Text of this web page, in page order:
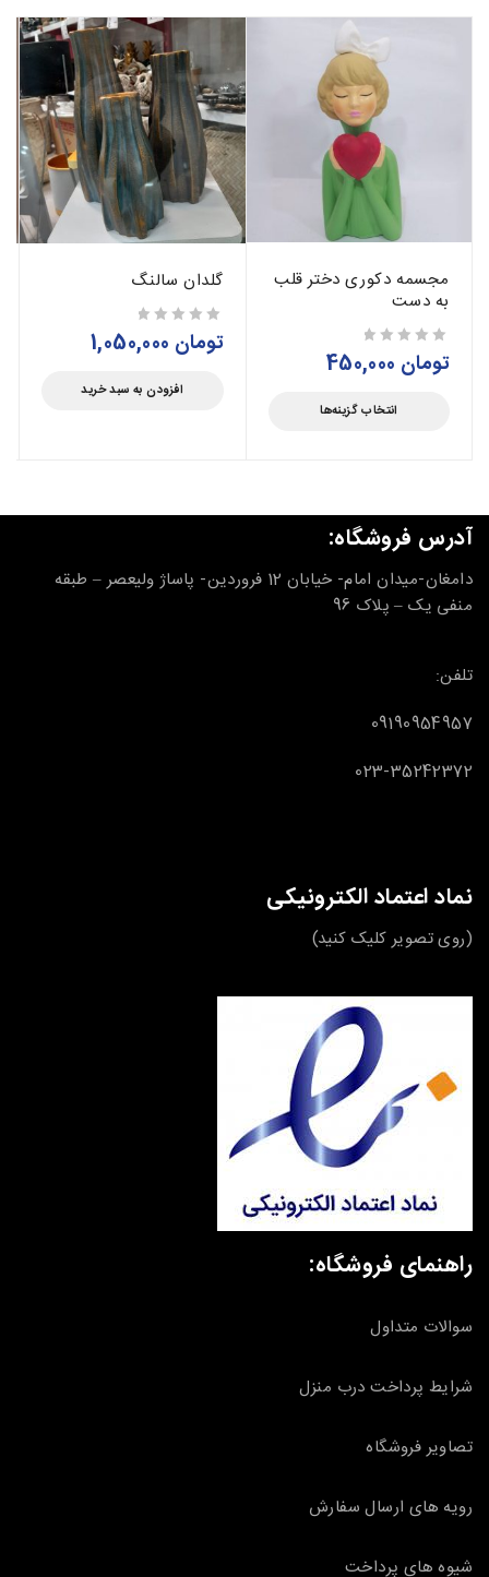
مجسمه دکوری دختر قلب
به دست
تومان
انتخاب گزینه‌ها
گلدان سالنگ
تومان
افزودن به سبد خرید
آدرس فروشگاه:
دامغان-میدان امام- خیابان 12 فروردین- پاساژ ولیعصر – طبقه
منفی یک – پلاک 96
تلفن:
09190954957
023-35242372
نماد اعتماد الکترونیکی
(روی تصویر کلیک کنید)
راهنمای فروشگاه:
سوالات متداول
شرایط پرداخت درب منزل
تصاویر فروشگاه
رویه های ارسال سفارش
شیوه های پرداخت